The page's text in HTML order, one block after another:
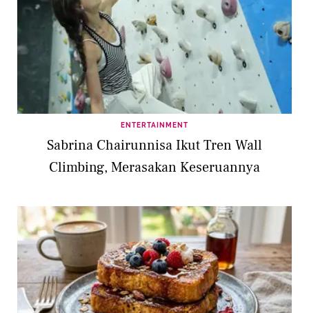
ENTERTAINMENT
Sabrina Chairunnisa Ikut Tren Wall
Climbing, Merasakan Keseruannya